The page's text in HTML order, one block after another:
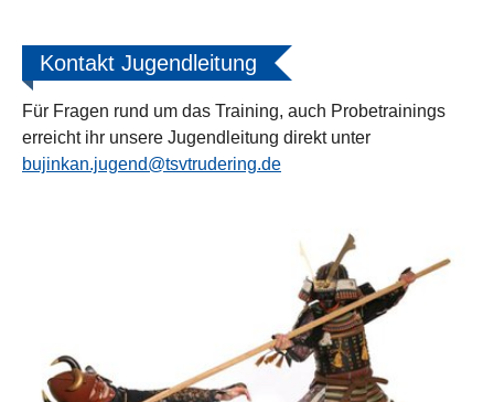
Kontakt Jugendleitung
Für Fragen rund um das Training, auch Probetrainings
erreicht ihr unsere Jugendleitung direkt unter
bujinkan.jugend@tsvtrudering.de